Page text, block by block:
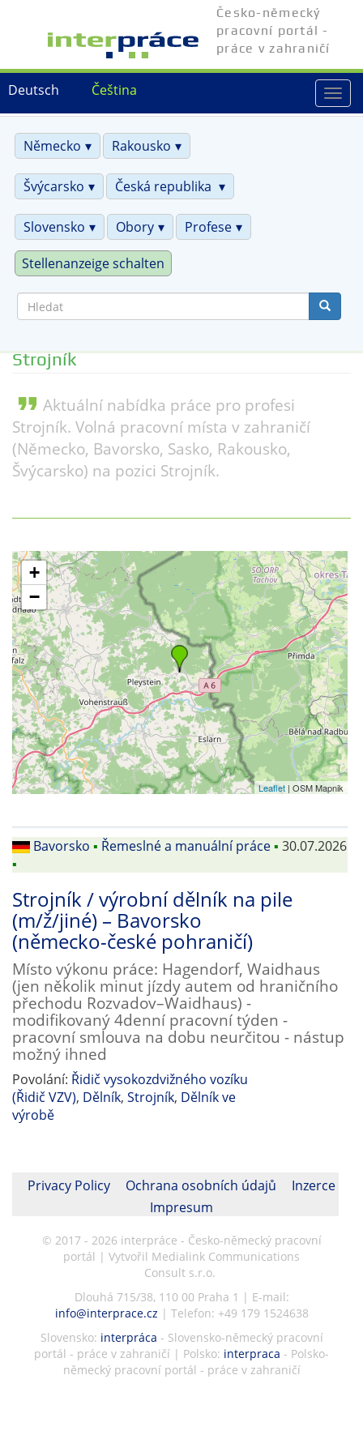
hlavnímu
Čeština
Deutsch
Česko-německý
pracovní portál -
práce v zahraničí
Německo
Rakousko
Švýcarsko Česká republika
Slovensko Obory Profese
Stellenanzeige schalten
Strojník
format_quote Aktuální nabídka práce pro profesi
Strojník. Volná pracovní místa v zahraničí
(Německo, Bavorsko, Sasko, Rakousko,
Švýcarsko) na pozici Strojník.
+
−
Leaflet| OSM Mapnik
Bavorsko ▪ Řemeslné a manuální práce▪ 30.07.2026
▪
Strojník / výrobní dělník na pile
(m/ž/jiné) – Bavorsko
(německo-české pohraničí)
Místo výkonu práce: Hagendorf, Waidhaus
(jen několik minut jízdy autem od hraničního
přechodu Rozvadov–Waidhaus) -
modifikovaný 4denní pracovní týden -
pracovní smlouva na dobu neurčitou - nástup
možný ihned
Povolání: Řidič vysokozdvižného vozíku
(Řidič VZV), Dělník, Strojník, Dělník ve
výrobě
Privacy Policy Ochrana osobních údajů
Inzerce
Impresum
© 2017 - 2026 interpráce - Česko-německý pracovní
portál | Vytvořil Medialink Communications
Consult s.r.o.
Dlouhá 715/38, 110 00 Praha 1 | E-mail:
info@interprace.cz | Telefon: +49 179 1524638
Slovensko: interpráca - Slovensko-německý pracovní
portál - práce v zahraničí | Polsko: interpraca - Polsko-
německý pracovní portál - práce v zahraničí